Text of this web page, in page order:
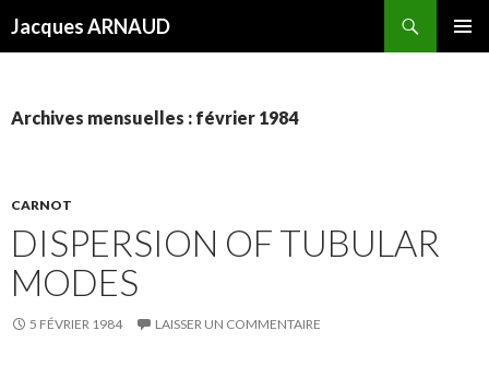
Jacques ARNAUD
Archives mensuelles : février 1984
CARNOT
DISPERSION OF TUBULAR
MODES
5 FÉVRIER 1984 LAISSER UN COMMENTAIRE